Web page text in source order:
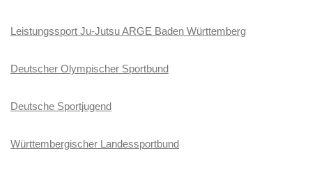
Leistungssport Ju-Jutsu ARGE Baden Württemberg
Deutscher Olympischer Sportbund
Deutsche Sportjugend
Württembergischer Landessportbund